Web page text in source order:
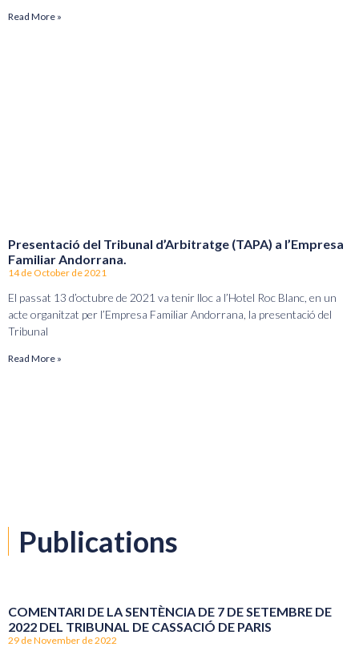
Read More »
Presentació del Tribunal d’Arbitratge (TAPA) a l’Empresa
Familiar Andorrana.
14 de October de 2021
El passat 13 d’octubre de 2021 va tenir lloc a l’Hotel Roc Blanc, en un
acte organitzat per l’Empresa Familiar Andorrana, la presentació del
Tribunal
Read More »
Publications
COMENTARI DE LA SENTÈNCIA DE 7 DE SETEMBRE DE
2022 DEL TRIBUNAL DE CASSACIÓ DE PARIS
29 de November de 2022